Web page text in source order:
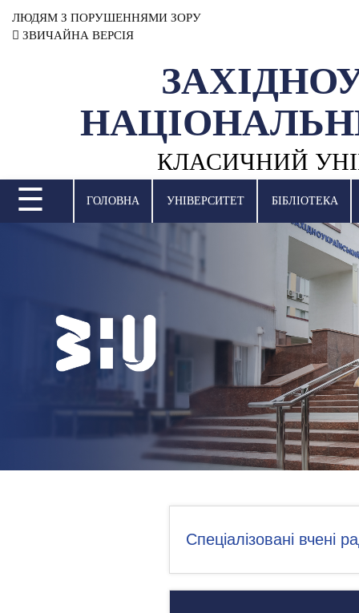
ЛЮДЯМ З ПОРУШЕННЯМИ ЗОРУ
ЗВИЧАЙНА ВЕРСІЯ
КЛАСИЧНИЙ
НАУКОВА ДІЯЛЬНІСТЬ
МІЖНАРОДНА ДІЯЛЬНІСТЬ
ВСТУПНА КАМПАНІЯ
БІБЛІОТЕКА
НОВИНИ
☰ ГОЛОВНА УНІВЕРСИТЕТ БІБЛІОТЕКА
Спеціалізовані вчені